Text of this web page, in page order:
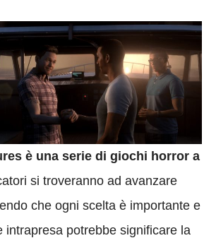
è una serie di giochi horror a
si troveranno ad avanzare
che ogni scelta è importante e
intrapresa potrebbe significare la